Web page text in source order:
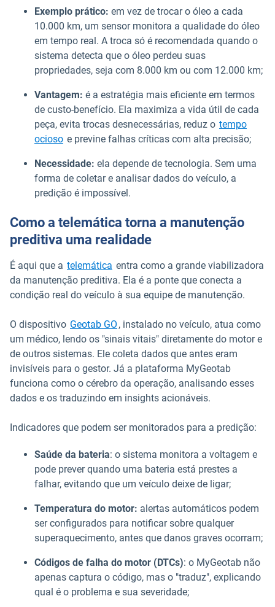
Exemplo prático: em vez de trocar o óleo a cada
10.000 km, um sensor monitora a qualidade do óleo
em tempo real. A troca só é recomendada quando o
sistema detecta que o óleo perdeu suas
propriedades, seja com 8.000 km ou com 12.000 km;
Vantagem: é a estratégia mais eficiente em termos
de custo-benefício. Ela maximiza a vida útil de cada
peça, evita trocas desnecessárias, reduz o tempo
ocioso e previne falhas críticas com alta precisão;
Necessidade: ela depende de tecnologia. Sem uma
forma de coletar e analisar dados do veículo, a
predição é impossível.
Como a telemática torna a manutenção
preditiva uma realidade
É aqui que a telemática entra como a grande viabilizadora
da manutenção preditiva. Ela é a ponte que conecta a
condição real do veículo à sua equipe de manutenção.
O dispositivo Geotab GO , instalado no veículo, atua como
um médico, lendo os "sinais vitais" diretamente do motor e
de outros sistemas. Ele coleta dados que antes eram
invisíveis para o gestor. Já a plataforma MyGeotab
funciona como o cérebro da operação, analisando esses
dados e os traduzindo em insights acionáveis.
Indicadores que podem ser monitorados para a predição:
Saúde da bateria: o sistema monitora a voltagem e
pode prever quando uma bateria está prestes a
falhar, evitando que um veículo deixe de ligar;
Temperatura do motor: alertas automáticos podem
ser configurados para notificar sobre qualquer
superaquecimento, antes que danos graves ocorram;
Códigos de falha do motor (DTCs): o MyGeotab não
apenas captura o código, mas o "traduz", explicando
qual é o problema e sua severidade;